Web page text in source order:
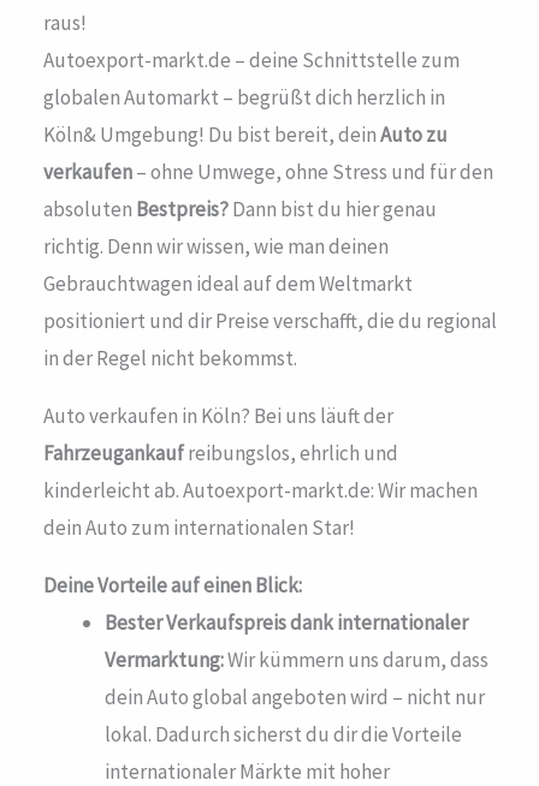
raus!
Autoexport-markt.de – deine Schnittstelle zum
globalen Automarkt – begrüßt dich herzlich in
Köln& Umgebung! Du bist bereit, deinAuto zu
verkaufen– ohne Umwege, ohne Stress und für den
absoluten Bestpreis?Dann bist du hier genau
richtig. Denn wir wissen, wie man deinen
Gebrauchtwagen ideal auf dem Weltmarkt
positioniert und dir Preise verschafft, die du regional
in der Regel nicht bekommst.
Auto verkaufen in Köln? Bei uns läuft der
Fahrzeugankaufreibungslos, ehrlich und
kinderleicht ab. Autoexport-markt.de: Wir machen
dein Auto zum internationalen Star!
Deine Vorteile auf einen Blick:
Bester Verkaufspreis dank internationaler
Vermarktung:Wir kümmern uns darum, dass
dein Auto global angeboten wird – nicht nur
lokal. Dadurch sicherst du dir die Vorteile
internationaler Märkte mit hoher